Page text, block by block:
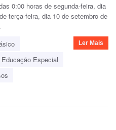
0:00 horas de segunda-feira, dia
terça-feira, dia 10 de setembro de
Educação Especial
Ler Mais